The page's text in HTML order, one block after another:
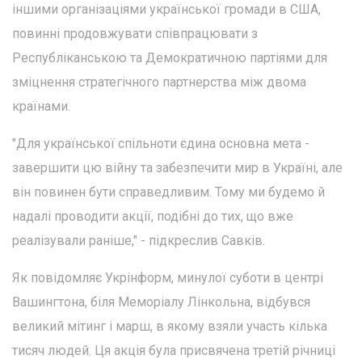
іншими організаціями української громади в США,
повинні продовжувати співпрацювати з
Республіканською та Демократичною партіями для
зміцнення стратегічного партнерства між двома
країнами.
"Для української спільноти єдина основна мета -
завершити цю війну та забезпечити мир в Україні, але
він повинен бути справедливим. Тому ми будемо й
надалі проводити акції, подібні до тих, що вже
реалізували раніше," - підкреслив Савків.
Як повідомляє Укрінформ, минулої суботи в центрі
Вашингтона, біля Меморіалу Лінкольна, відбувся
великий мітинг і марш, в якому взяли участь кілька
тисяч людей. Ця акція була присвячена третій річниці